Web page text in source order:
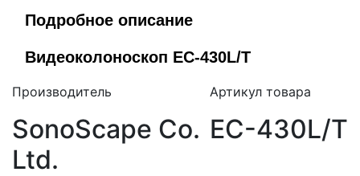
Подробное описание
Видеоколоноскоп EС-430L/T
Производитель
SonoScape Co.
Ltd.
Артикул товара
EС-430L/T